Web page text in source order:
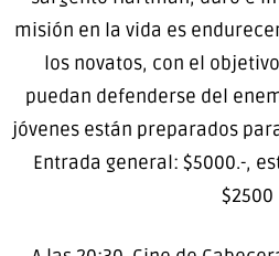
misión en la vida es
los novatos, con el
puedan defenderse del
jóvenes están preparados
Entrada general: $5000.-,
$2500